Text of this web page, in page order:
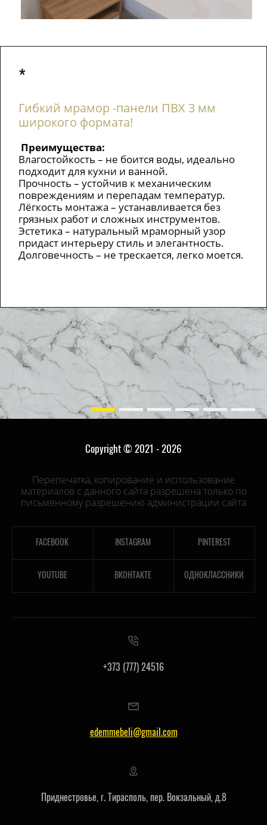
*
Гибкий мрамор -панели ПВХ 3 мм
широкого формата!
Преимущества:
Влагостойкость – не боится воды, идеально
подходит для кухни и ванной.
Прочность – устойчив к механическим
повреждениям и перепадам температур.
Лёгкость монтажа – устанавливается без
грязных работ и сложных инструментов.
Эстетика – натуральный мраморный узор
придаст интерьеру стиль и элегантность.
Долговечность – не трескается, легко моется.
Copyright © 2021 - 2026
Перепечатка, копирование и использование
материалов с данного сайта разрешена только по
письменному разрешению администрации сайта
FACEBOOK INSTAGRAM PINTEREST
YOUTUBE ВКОНТАКТЕ ОДНОКЛАССНИКИ
+373 (777) 24516
edemmebeli@gmail.com
Приднестровье, г. Тирасполь, пер. Вокзальный, д.8